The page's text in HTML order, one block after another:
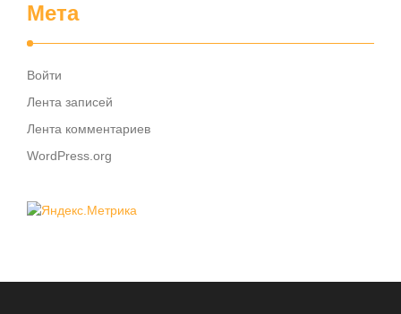
Мета
Войти
Лента записей
Лента комментариев
WordPress.org